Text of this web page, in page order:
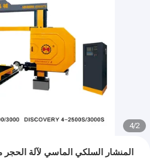
2
/
4
المنشار السلكي الماسي لآلة